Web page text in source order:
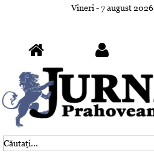
Vineri - 7 august 2026